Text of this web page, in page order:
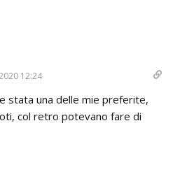
12:24
stata una delle mie preferite,
col retro potevano fare di